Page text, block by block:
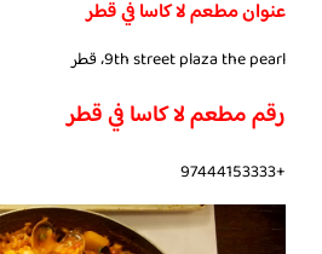
عنوان مطعم لا كاسا في قطر
9th street plaza the pearl، قطر
رقم مطعم لا كاسا في قطر
+97444153333